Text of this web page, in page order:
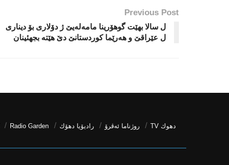
Previous Post
ل سالا بهێت گوهۆرینا مامەله‌یێ ژ دۆلاری بۆ دیناری
ل عێراقێ و هەرێما کوردستانێ دێ هێته‌ بجهئینان
دھوك TV روژناما ئەڤرۆ رادیۆیا دهۆك Radio Garden